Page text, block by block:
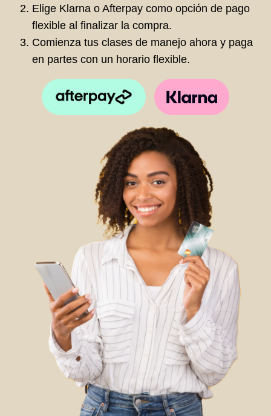
Elige Klarna o Afterpay como opción de pago
flexible al finalizar la compra.
Comienza tus clases de manejo ahora y paga
en partes con un horario flexible.